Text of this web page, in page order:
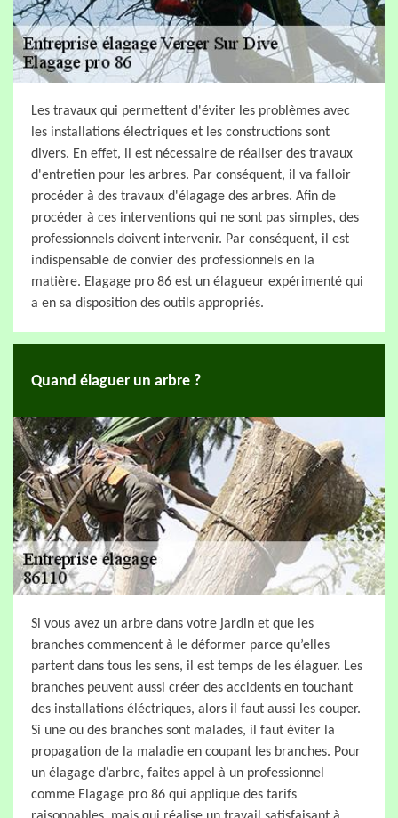
Les travaux qui permettent d'éviter les problèmes avec
les installations électriques et les constructions sont
divers. En effet, il est nécessaire de réaliser des travaux
d'entretien pour les arbres. Par conséquent, il va falloir
procéder à des travaux d'élagage des arbres. Afin de
procéder à ces interventions qui ne sont pas simples, des
professionnels doivent intervenir. Par conséquent, il est
indispensable de convier des professionnels en la
matière. Elagage pro 86 est un élagueur expérimenté qui
a en sa disposition des outils appropriés.
Quand élaguer un arbre ?
Si vous avez un arbre dans votre jardin et que les
branches commencent à le déformer parce qu’elles
partent dans tous les sens, il est temps de les élaguer. Les
branches peuvent aussi créer des accidents en touchant
des installations éléctriques, alors il faut aussi les couper.
Si une ou des branches sont malades, il faut éviter la
propagation de la maladie en coupant les branches. Pour
un élagage d’arbre, faites appel à un professionnel
comme Elagage pro 86 qui applique des tarifs